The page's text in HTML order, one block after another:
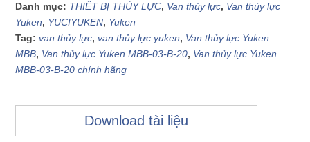
Danh mục: THIẾT BỊ THỦY LỰC, Van thủy lực, Van thủy lực
Yuken, YUCIYUKEN, Yuken
Tag:van thủy lực,van thủy lực yuken, Van thủy lực Yuken
MBB, Van thủy lực Yuken MBB-03-B-20, Van thủy lực Yuken
MBB-03-B-20 chính hãng
Download tài liệu